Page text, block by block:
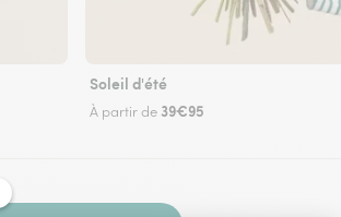
Soleil d'été
À partir de 39€95